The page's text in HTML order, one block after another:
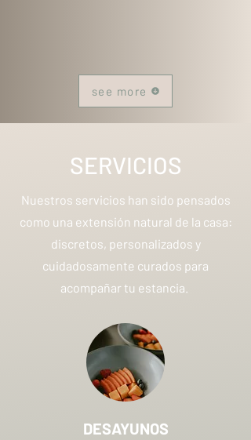
see more
SERVICIOS
Nuestros servicios han sido pensados
como una extensión natural de la casa:
discretos, personalizados y
cuidadosamente curados para
acompañar tu estancia.
DESAYUNOS